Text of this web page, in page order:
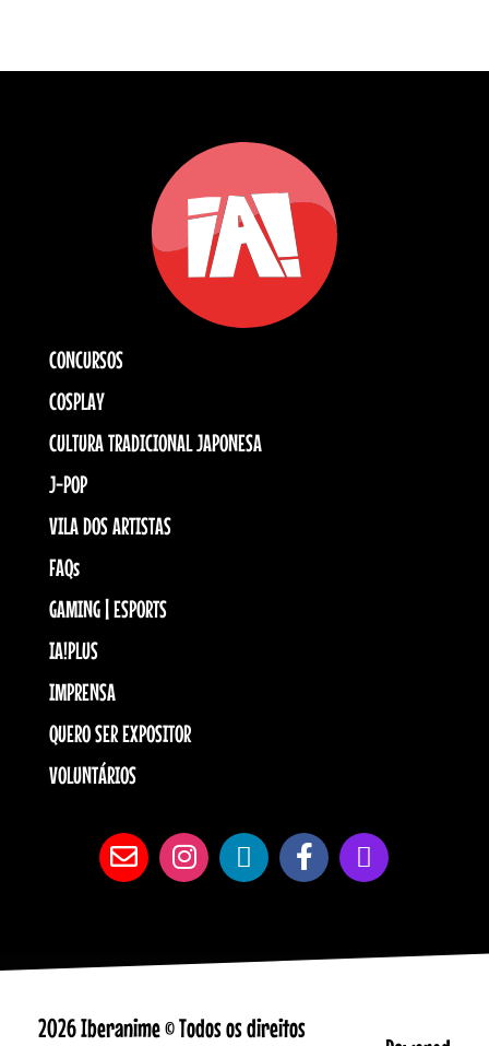
CONCURSOS
COSPLAY
CULTURA TRADICIONAL JAPONESA
J-POP
VILA DOS ARTISTAS
FAQs
GAMING | ESPORTS
IA!PLUS
IMPRENSA
QUERO SER EXPOSITOR
VOLUNTÁRIOS
2026 Iberanime © Todos os direitos